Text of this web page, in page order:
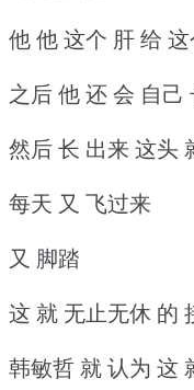
他 他 这个 肝 给
之后 他 还 会 自己
然后 长 出来 这头
每天 又 飞过来
又 脚踏
这 就 无止无休 的
韩敏哲 就 认为 这